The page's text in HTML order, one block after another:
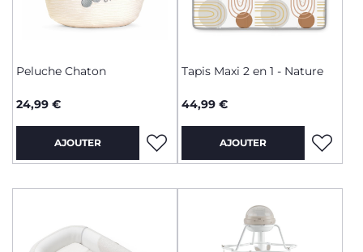
Peluche Chaton
24,99 €
AJOUTER
Tapis Maxi 2 en 1 - Nature
44,99 €
AJOUTER